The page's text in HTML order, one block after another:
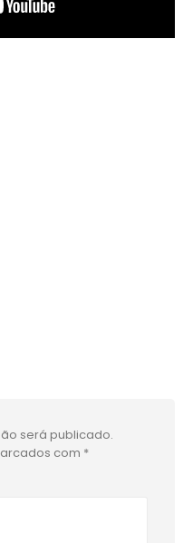
será publicado.
com *